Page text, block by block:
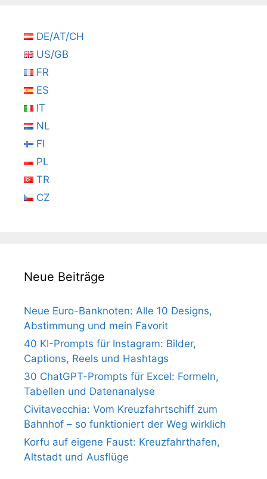
DE/AT/CH
US/GB
FR
ES
IT
NL
FI
PL
TR
CZ
Neue Beiträge
Neue Euro-Banknoten: Alle 10 Designs,
Abstimmung und mein Favorit
40 KI-Prompts für Instagram: Bilder,
Captions, Reels und Hashtags
30 ChatGPT-Prompts für Excel: Formeln,
Tabellen und Datenanalyse
Civitavecchia: Vom Kreuzfahrtschiff zum
Bahnhof – so funktioniert der Weg wirklich
Korfu auf eigene Faust: Kreuzfahrthafen,
Altstadt und Ausflüge